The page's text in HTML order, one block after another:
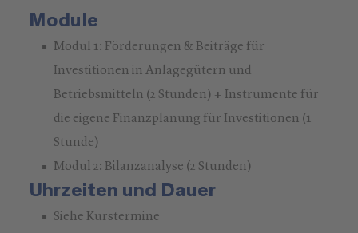
Module
Modul 1: Förderungen & Beiträge für
Investitionen in Anlagegütern und
Betriebsmitteln (2 Stunden) + Instrumente für
die eigene Finanzplanung für Investitionen (1
Stunde)
Modul 2: Bilanzanalyse (2 Stunden)
Uhrzeiten und Dauer
Siehe Kurstermine